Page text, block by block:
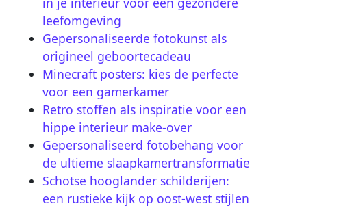
leefomgeving
Gepersonaliseerde fotokunst als
origineel geboortecadeau
Minecraft posters: kies de perfecte
voor een gamerkamer
Retro stoffen als inspiratie voor een
hippe interieur make-over
Gepersonaliseerd fotobehang voor
de ultieme slaapkamertransformatie
Schotse hooglander schilderijen:
een rustieke kijk op oost-west stijlen